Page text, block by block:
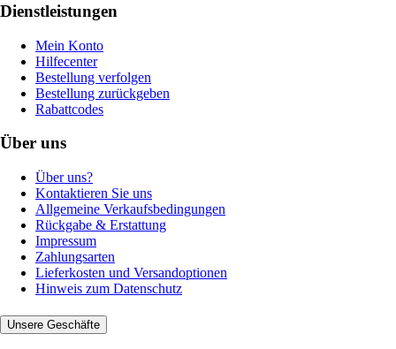
Dienstleistungen
Mein Konto
Hilfecenter
Bestellung verfolgen
Bestellung zurückgeben
Rabattcodes
Über uns
Über uns?
Kontaktieren Sie uns
Allgemeine Verkaufsbedingungen
Rückgabe & Erstattung
Impressum
Zahlungsarten
Lieferkosten und Versandoptionen
Hinweis zum Datenschutz
Unsere Geschäfte